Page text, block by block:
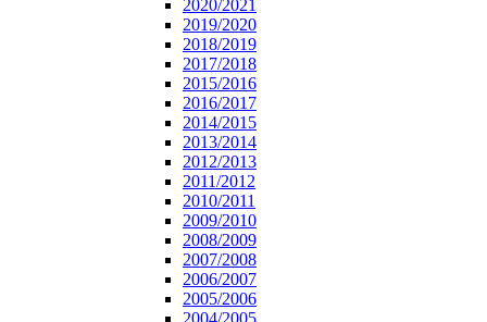
2020/2021
2019/2020
2018/2019
2017/2018
2015/2016
2016/2017
2014/2015
2013/2014
2012/2013
2011/2012
2010/2011
2009/2010
2008/2009
2007/2008
2006/2007
2005/2006